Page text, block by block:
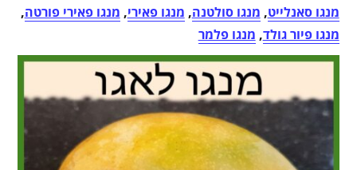
מנגו סאנלייט, מנגו סולטנה, מנגו פאירי, מנגו פאירי פורטה,
מנגו פיור גולד, מנגו פלמר